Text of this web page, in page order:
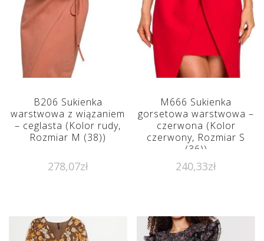
B206 Sukienka
warstwowa z wiązaniem
– ceglasta (Kolor rudy,
Rozmiar M (38))
278,07zł
M666 Sukienka
gorsetowa warstwowa –
czerwona (Kolor
czerwony, Rozmiar S
(36))
240,33zł